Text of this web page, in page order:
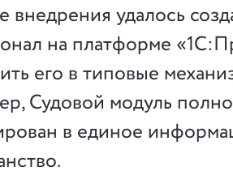
внедрения удалось
на платформе
его в типовые
Судовой модуль
в единое